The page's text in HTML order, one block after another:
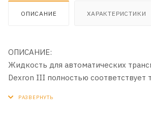
ОПИСАНИЕ ХАРАКТЕРИСТИКИ
ОПИСАНИЕ:
Жидкость для автоматических
Dexron III полностью соответствует